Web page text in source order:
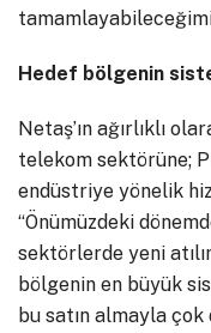
Hedef bölgenin
Netaş’ın ağırlıklı
telekom sektörüne;
endüstriye yönelik
“Önümüzdeki
sektörlerde yeni
bölgenin en büyük
bu satın almayla çok